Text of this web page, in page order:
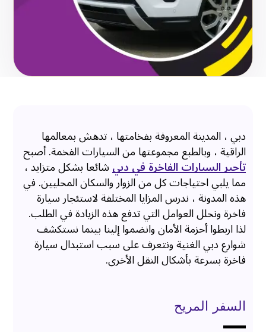
دبي ، المدينة المعروفة بفخامتها ، تدهش بمعالمها
الراقية ، وبالطبع مجموعتها من السيارات الفخمة. أصبح
تأجير السيارات الفاخرة في دبيشائعا بشكل متزايد ،
مما يلبي احتياجات كل من الزوار والسكان المحليين. في
هذه المدونة ، ندرس المزايا المختلفة لاستئجار سيارة
فاخرة ونحلل العوامل التي تدفع هذه الزيادة في الطلب.
لذا اربطوا أحزمة الأمان وانضموا إلينا بينما نستكشف
شوارع دبي الغنية ونتعرف على سبب استبدال سيارة
فاخرة بسرعة بأشكال النقل الأخرى.
السفر المريح